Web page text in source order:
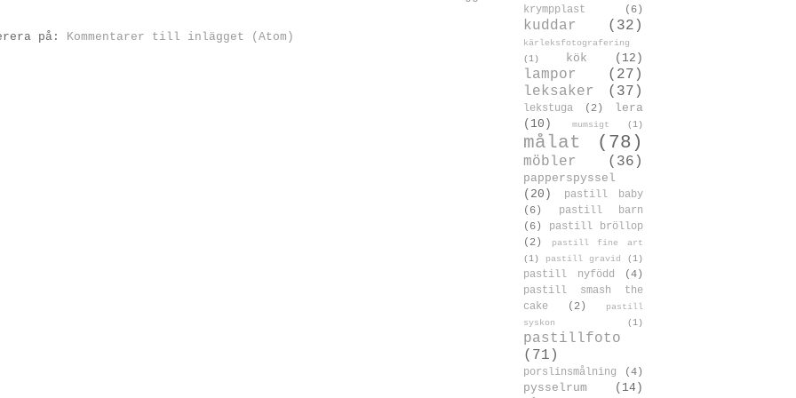
på: Kommentarer till inlägget (Atom)
krympplast (6)
kuddar (32)
kärleksfotografering
(1)
kök (12)
lampor
(27)
leksaker
(37)
lekstuga (2)
lera
(10)
mumsigt (1)
målat (78)
möbler (36)
papperspyssel
(20)
pastill baby
(6)
pastill barn
(6)
pastill bröllop
(2)
pastill fine art
(1)
pastill gravid (1)
pastill nyfödd
(4)
pastill smash the
cake
(2)
pastill
syskon
(1)
pastillfoto
(71)
porslinsmålning (4)
pysselrum
(14)